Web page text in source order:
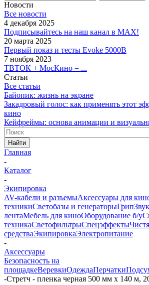
Новости
Все новости
4 декабря 2025
Подписывайтесь на наш канал в MAX!
20 марта 2025
Первый показ и тесты Evoke 5000B
7 ноября 2023
ТВТОК + МосКино = ...
Статьи
Все статьи
Байопик: жизнь на экране
Закадровый голос: как применять этот
кино
Кейфреймы: основа анимации и
Найти
Главная
-
Каталог
-
Экипировка
AV-кабели и разъемыАксессуары для
техникиСветобазы и генераторыГрипЗвук
лентаМебель для киноОборудование б/у
техникаСветофильтрыСпецэффекты
средстваЭкипировкаЭлектропитание
-
Аксессуары
Безопасность на
площадкеВеревкиОдеждаПерчатки
-Стретч - пленка черная 500 мм х 140 м,